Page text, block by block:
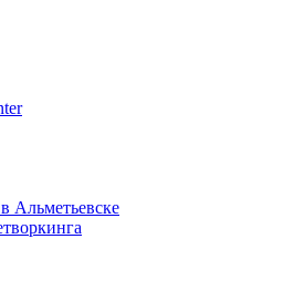
Альметьевске